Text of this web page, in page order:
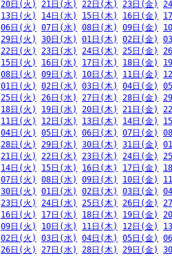
20日(火) 21日(水) 22日(木) 23日(金)
13日(火) 14日(水) 15日(木) 16日(金)
06日(火) 07日(水) 08日(木) 09日(金)
29日(火) 30日(水) 01日(木) 02日(金)
22日(火) 23日(水) 24日(木) 25日(金)
15日(火) 16日(水) 17日(木) 18日(金)
08日(火) 09日(水) 10日(木) 11日(金)
01日(火) 02日(水) 03日(木) 04日(金)
25日(火) 26日(水) 27日(木) 28日(金)
18日(火) 19日(水) 20日(木) 21日(金)
11日(火) 12日(水) 13日(木) 14日(金)
04日(火) 05日(水) 06日(木) 07日(金)
28日(火) 29日(水) 30日(木) 31日(金)
21日(火) 22日(水) 23日(木) 24日(金)
14日(火) 15日(水) 16日(木) 17日(金)
07日(火) 08日(水) 09日(木) 10日(金)
30日(火) 01日(水) 02日(木) 03日(金)
23日(火) 24日(水) 25日(木) 26日(金)
16日(火) 17日(水) 18日(木) 19日(金)
09日(火) 10日(水) 11日(木) 12日(金)
02日(火) 03日(水) 04日(木) 05日(金)
26日(火) 27日(水) 28日(木) 29日(金)